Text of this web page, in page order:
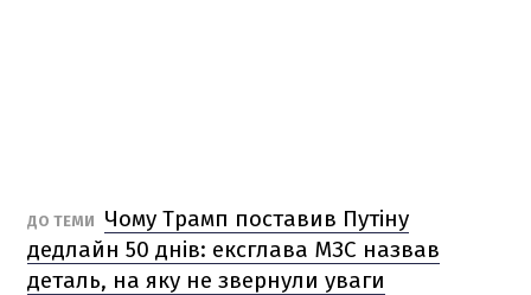
ДО ТЕМИ
Чому Трамп поставив Путіну
дедлайн 50 днів: ексглава МЗС назвав
деталь, на яку не звернули уваги